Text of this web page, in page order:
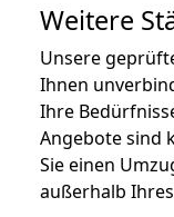
Weitere
Unsere
Ihnen
Ihre
Angebote sind
Sie einen
außerhalb